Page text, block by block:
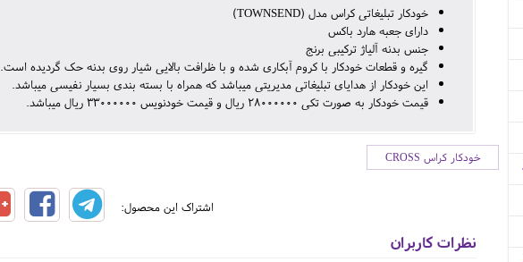
خودکار تبلیغاتی کراس مدل (TOWNSEND)
دارای جعبه هارد باکس
جنس بدنه آلیاژ ترکیبی برنج
گیره و قطعات خودکار با کروم آبکاری شده و با ظرافت بالایی شیار روی بدنه حک گردیده است.
این خودکار از هدایای تبلیغاتی مدیریتی میباشد که همراه با بسته بندی بسیار نفیسی میباشد.
قیمت خودکار به صورت تکی 28000000 ریال و قیمت خودنویس 33000000 ریال میباشد.
خودکار کراس CROSS
اشتراک این محصول:
نظرات کاربران